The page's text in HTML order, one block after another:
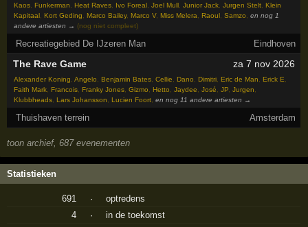
Kaos ,Funkerman ,Heat Raves Ivo Foreal ,Joel Mull ,Junior Jack ,Jurgen Stelt ,Klein
Kapitaal ,Kort Geding ,Marco Bailey,Marco V,Miss Melera ,Raoul ,Samzo ,en nog 1
andere artiesten → (nog niet compleet)
Recreatiegebied De IJzeren Man Eindhoven
The Rave Game za 7 nov 2026
Alexander Koning ,Angelo ,Benjamin Bates ,Cellie ,Dano ,Dimitri ,Eric de Man ,Erick E
Faith Mark ,Francois ,Franky Jones ,Gizmo ,Hetto ,Jaydee ,José ,JP ,Jurgen
Klubbheads ,Lars Johansson ,Lucien Foort ,en nog 11 andere artiesten →
Thuishaven terrein Amsterdam
toon archief, 687 evenementen
Statistieken
691 ·
optredens
4
·
in de toekomst